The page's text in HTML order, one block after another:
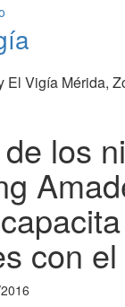
El Vigía Mérida,
los
con